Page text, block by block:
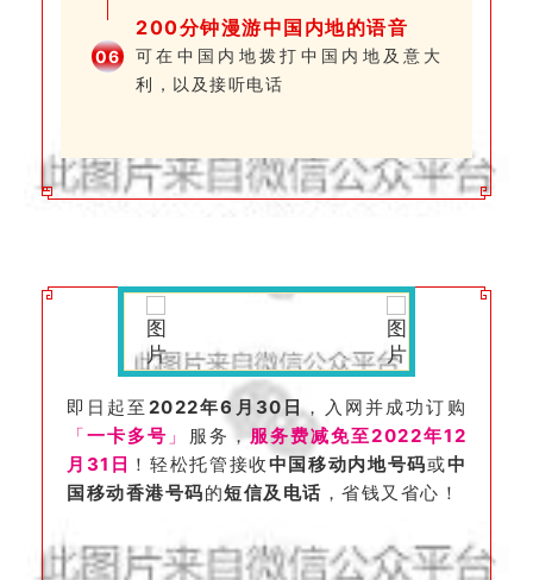
06
200分钟漫游中国内地的语音
可在中国内地拨打中国内地及意大
利，以及接听电话
即日起至 2022年6月30日，入网并成功订购
「一卡多号 」 服务，服务费减免至2022年12
月31日 ！轻松托管接收中国移动内地号码或中
国移动香港号码的短信及电话 ，省钱又省心！